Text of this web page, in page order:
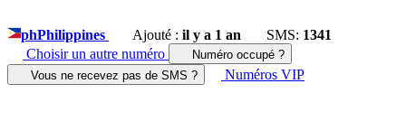
phPhilippines Ajouté : il y a 1 an SMS: 1341
Choisir un autre numéro
Numéro occupé ?
Vous ne recevez pas de SMS ?
Numéros VIP